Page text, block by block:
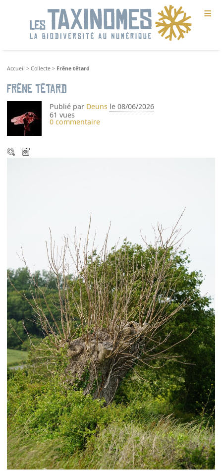
≡
Accueil >Collecte > Frêne têtard
Frêne têtard
Publié par Deuns le 08/06/2026
61 vues
0 commentaire